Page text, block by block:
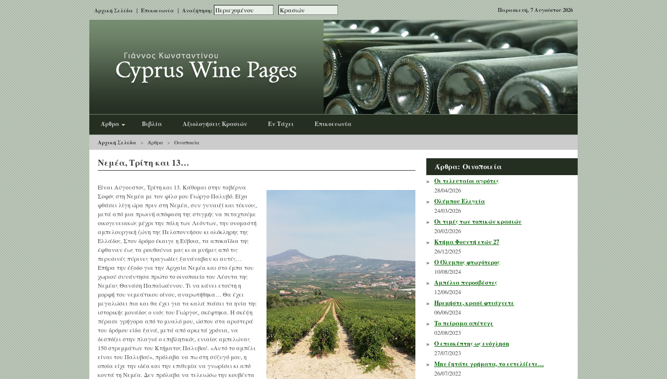
Αρχική Σελίδα|Επικοινωνία| Αναζήτηση: Παρασκευή, 7 Αυγούστου 2026
Άρθρα Βιβλία Αξιολογήσεις Κρασιών Εν Τάχει Επικοινωνία
Αρχική Σελίδα > Άρθρα > Οινοποιεία
Νεμέα, Τρίτη και 13…
Είναι Αύγουστος, Τρίτη και 13. Κάθομαι στην ταβέρνα
Σοφός στη Νεμέα με τον φίλο μου Γιώργο Παλυβό. Είχα
φθάσει λίγη ώρα πριν στη Νεμέα, συν γυναιξί και τέκνοις,
μετά από μια πρωινή απόφαση της στιγμής να πεταχτούμε
οικογενειακώς μέχρι την πόλη των Λεόντων, την ονομαστή
αμπελουργική ζώνη της Πελοποννήσου κι ολόκληρης της
Ελλάδος. Στον δρόμο έκαιγε η Εύβοια, τα αποκαΐδια της
έφθαναν έως τα ρουθούνια μας κι οι μνήμες από τις
περυσινές πύρινες τραγωδίες ξανάναβαν κι αυτές…
Επήρα την έξοδο για την Αρχαία Νεμέα και στο έμπα του
χωριού συνάντησα πρώτο το οινοποιείο του Λέοντα της
Νεμέας Θανάση Παπαϊωάννου. Τι να κάνει ετούτη η
μορφή του νεμεάτικου οίνου, αναρωτήθηκα… Θα έχει
μεγαλώσει πια και θα έχει για τα καλά πιάσει τα ηνία της
ιστορικής μονάδος ο υιός του Γιώργος, σκέφτηκα. Η σκέψη
πέρασε γρήγορα από το μυαλό μου, ώσπου στα αριστερά
του δρόμου είδα ξανά, μετά από αρκετά χρόνια, να
δεσπόζει στην πλαγιά ο επιβλητικός, ενιαίος αμπελώνας
150 στρεμμάτων του Κτήματος Παλυβού. «Αυτό το αμπέλι
είναι του Παλυβού», πρόλαβα να πω στη σύζυγό μου, η
οποία είχε την ιδέα και την επιθυμία να γνωρίσει κι από
κοντά τη Νεμέα. Δεν πρόλαβα να τελειώσω την κουβέντα
Άρθρα: Οινοποιεία
» Οι τελευταίοι αγρότες
28/04/2026
» Ολύμπου Ελεγεία
24/03/2026
» Οι τιμές των τοπικών κρασιών
20/02/2026
» Κτήμα Φουντή ετών 27
26/12/2025
» Ο Όλυμπος φτωχότερος
10/08/2024
» Αμπέλια πυροσβέστες
12/06/2024
» Ηρεμήστε, κρασί φτιάχνετε
06/06/2024
» Το πείραμα απέτυχε
02/08/2023
» Ο επισκέπτης ως ενόχληση
27/07/2023
» Μην ζητάτε χρήματα, το ευτελίζετε…
26/07/2022